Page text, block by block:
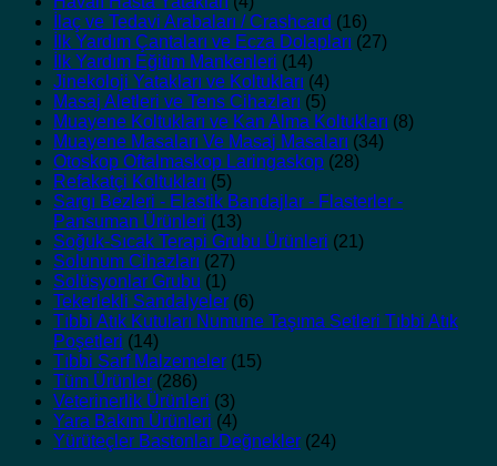
İlaç ve Tedavi Arabaları / Crashcard (16)
İlk Yardım Çantaları ve Ecza Dolapları (27)
İlk Yardım Eğitim Mankenleri (14)
Jinekoloji Yatakları ve Koltukları (4)
Masaj Aletleri ve Tens Cihazları (5)
Muayene Koltukları ve Kan Alma Koltukları (8)
Muayene Masaları Ve Masaj Masaları (34)
Otoskop Oftalmaskop Laringaskop (28)
Refakatçi Koltukları (5)
Sargı Bezleri - Elastik Bandajlar - Flasterler -
Pansuman Ürünleri (13)
Soğuk-Sıcak Terapi Grubu Ürünleri (21)
Solunum Cihazları (27)
Solüsyonlar Grubu (1)
Tekerlekli Sandalyeler (6)
Tıbbi Atık Kutuları Numune Taşıma Setleri Tıbbi Atık
Poşetleri (14)
Tıbbi Sarf Malzemeler (15)
Tüm Ürünler (286)
Veterinerlik Ürünleri (3)
Yara Bakım Ürünleri (4)
Yürüteçler Bastonlar Değnekler (24)